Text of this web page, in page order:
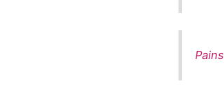
Pains